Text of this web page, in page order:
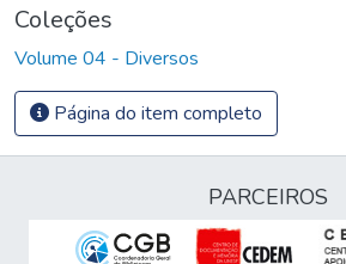
Coleções
Volume 04 - Diversos
Página do item completo
PARCEIROS